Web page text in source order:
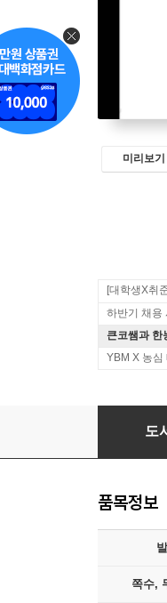
미리보기
[대학생X취
하반기 채용
큰코쌤과 한
YBM X 농심
키다리 아
도
품목정보
쪽수,